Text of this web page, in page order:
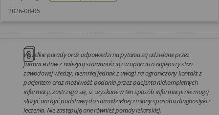
2026-08-06
Wszelkie porady oraz odpowiedzi na pytania są udzielane przez
farmaceutów z należytą starannością i w oparciu o najlepszy stan
zawodowej wiedzy, niemniej jednak z uwagi na ograniczony kontakt z
pacjentem oraz możliwość podania przez pacjenta niekompletnych
informacji, zastrzega się, iż uzyskane w ten sposób informacje nie mogą
służyć ani być podstawą do samodzielnej zmiany sposobu diagnostyki i
leczenia. Nie zastępują one również porady lekarskiej.